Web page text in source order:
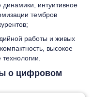
интуитивное
тембров
работы и живых
высокое
о цифровом